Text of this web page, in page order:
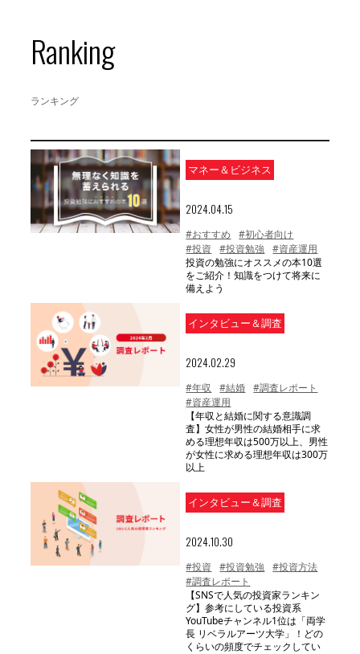
Ranking
ランキング
マネー＆ビジネス
2024.04.15
#おすすめ
#初心者向け
#投資
#投資勉強
#資産運用
投資の勉強にオススメの本10選
をご紹介！知識をつけて将来に
備えよう
インタビュー＆調査
2024.02.29
#年収 #結婚
#調査レポート
#資産運用
【年収と結婚に関する意識調
査】女性が男性の結婚相手に求
める理想年収は500万以上、男性
が女性に求める理想年収は300万
以上
インタビュー＆調査
2024.10.30
#投資 #投資勉強
#投資方法
#調査レポート
【SNSで人気の投資家ランキン
グ】参考にしている投資系
YouTubeチャンネル1位は「両学
長 リベラルアーツ大学」！どの
くらいの頻度でチェックしてい